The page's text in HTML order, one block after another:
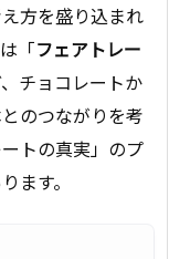
方を盛り込まれ
「フェアトレー
チョコレートか
のつながりを考
トの真実」のプ
ます。